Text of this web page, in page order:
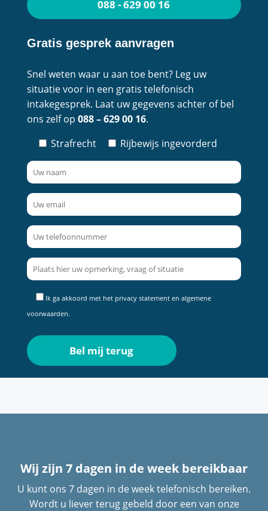
088 - 629 00 16
Gratis gesprek aanvragen
Snel weten waar u aan toe bent? Leg uw
situatie voor in een gratis telefonisch
intakegesprek. Laat uw gegevens achter of bel
ons zelf op 088 – 629 00 16.
Strafrecht
Rijbewijs ingevorderd
Ik ga akkoord met het privacy statementen algemene
voorwaarden.
Wij zijn 7 dagen in de week bereikbaar
U kunt ons 7 dagen in de week telefonisch bereiken.
Wordt u liever terug gebeld door een van onze